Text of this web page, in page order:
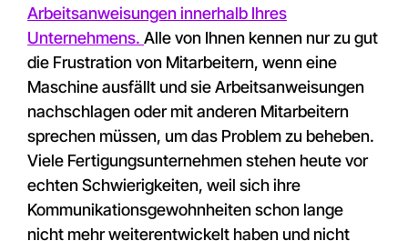
Arbeitsanweisungen innerhalb Ihres
Unternehmens. Alle von Ihnen kennen nur zu gut
die Frustration von Mitarbeitern, wenn eine
Maschine ausfällt und sie Arbeitsanweisungen
nachschlagen oder mit anderen Mitarbeitern
sprechen müssen, um das Problem zu beheben.
Viele Fertigungsunternehmen stehen heute vor
echten Schwierigkeiten, weil sich ihre
Kommunikationsgewohnheiten schon lange
nicht mehr weiterentwickelt haben und nicht